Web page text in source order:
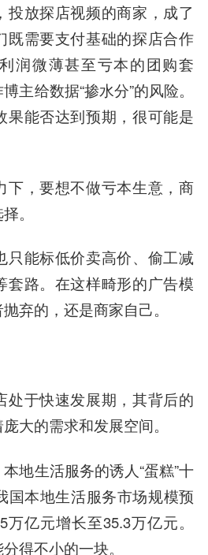
投放探店视频的商家，成了
既需要支付基础的探店合作
润微薄甚至亏本的团购套
主给数据“掺水分”的风险。
果能否达到预期，很可能是
下，要想不做亏本生意，商
。
只能标低价卖高价、偷工减
套路。在这样畸形的广告模
弃的，还是商家自己。
处于快速发展期，其背后的
大的需求和发展空间。
地生活服务的诱人“蛋糕”十
国本地生活服务市场规模预
亿元增长至35.3万亿元。
得不小的一块。